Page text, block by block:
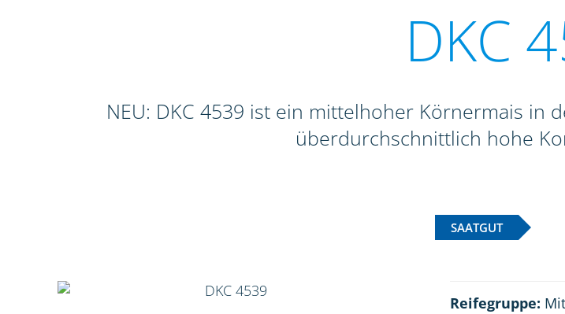
DKC
NEU: DKC 4539 ist ein mittelhoher Körnermais in
überdurchschnittlich hohe
SAATGUT
Reifegruppe: